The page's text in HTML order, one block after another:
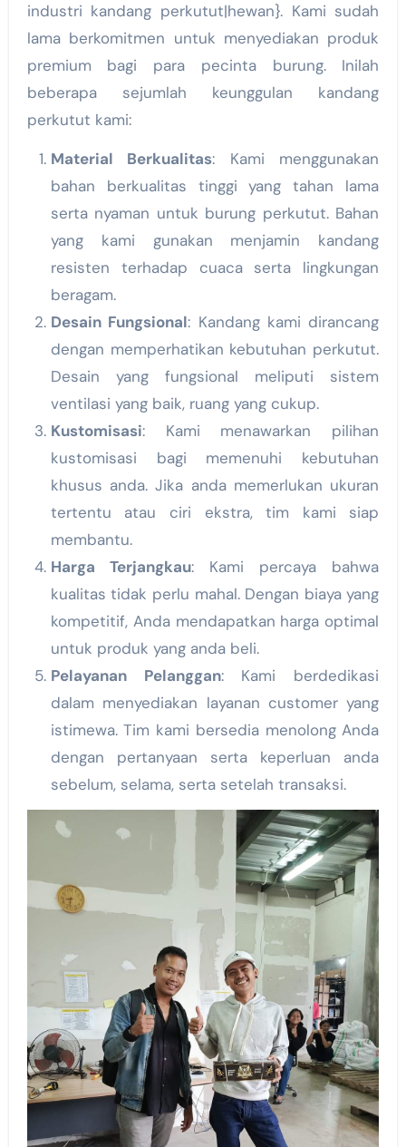
industri kandang perkutut|hewan}. Kami sudah
lama berkomitmen untuk menyediakan produk
premium bagi para pecinta burung. Inilah
beberapa sejumlah keunggulan kandang
perkutut kami:
Material Berkualitas: Kami menggunakan
bahan berkualitas tinggi yang tahan lama
serta nyaman untuk burung perkutut. Bahan
yang kami gunakan menjamin kandang
resisten terhadap cuaca serta lingkungan
beragam.
Desain Fungsional: Kandang kami dirancang
dengan memperhatikan kebutuhan perkutut.
Desain yang fungsional meliputi sistem
ventilasi yang baik, ruang yang cukup.
Kustomisasi: Kami menawarkan pilihan
kustomisasi bagi memenuhi kebutuhan
khusus anda. Jika anda memerlukan ukuran
tertentu atau ciri ekstra, tim kami siap
membantu.
Harga Terjangkau: Kami percaya bahwa
kualitas tidak perlu mahal. Dengan biaya yang
kompetitif, Anda mendapatkan harga optimal
untuk produk yang anda beli.
Pelayanan Pelanggan: Kami berdedikasi
dalam menyediakan layanan customer yang
istimewa. Tim kami bersedia menolong Anda
dengan pertanyaan serta keperluan anda
sebelum, selama, serta setelah transaksi.